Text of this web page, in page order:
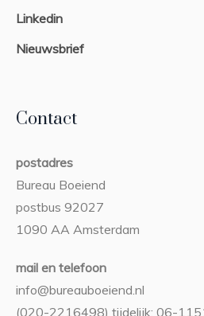
Linkedin
Nieuwsbrief
Contact
postadres
Bureau Boeiend
postbus 92027
1090 AA Amsterdam
mail en telefoon
info@bureauboeiend.nl
(020-2216498) tijdelijk: 06-